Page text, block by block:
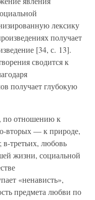
лексику
получает
[34, с. 13].
сводится к
получает глубокую
по отношению к
вторых — к природе,
третьих, любовь
жизни, социальной
«ненависть»,
предмета любви по